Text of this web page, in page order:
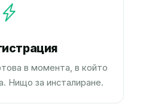
в момента, в който
Нищо за инсталиране.